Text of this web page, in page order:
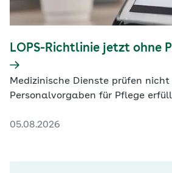
05.08.2026
LOPS-Richtlinie jetzt ohne
Medizinische Dienste prüfen nicht
Personalvorgaben für Pflege